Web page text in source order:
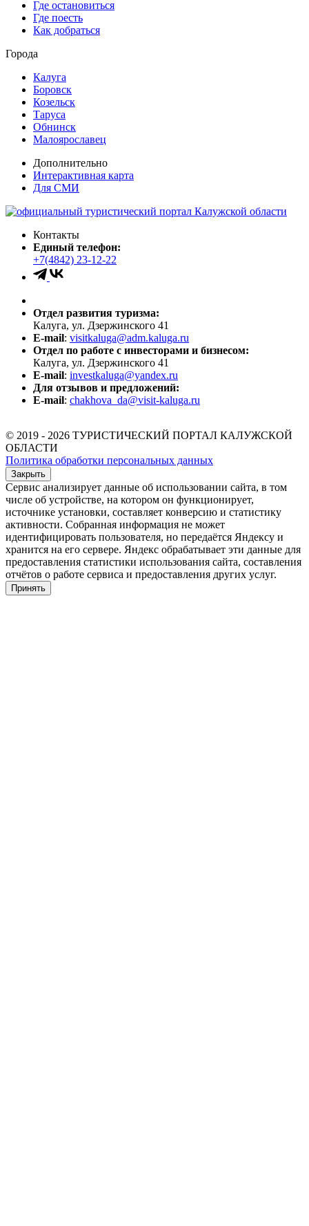
Где остановиться
Где поесть
Как добраться
Города
Калуга
Боровск
Козельск
Таруса
Обнинск
Малоярославец
Дополнительно
Интерактивная карта
Для СМИ
Контакты
Единый телефон:
+7(4842) 23-12-22
Отдел развития туризма:
Калуга, ул. Дзержинского 41
E-mail: visitkaluga@adm.kaluga.ru
Отдел по работе с инвесторами и бизнесом:
Калуга, ул. Дзержинского 41
E-mail: investkaluga@yandex.ru
Для отзывов и предложений:
E-mail: chakhova_da@visit-kaluga.ru
© 2019 - 2026 ТУРИСТИЧЕСКИЙ ПОРТАЛ КАЛУЖСКОЙ
ОБЛАСТИ
Политика обработки персональных данных
Закрыть
Сервис анализирует данные об использовании сайта, в том
числе об устройстве, на котором он функционирует,
источнике установки, составляет конверсию и статистику
активности. Собранная информация не может
идентифицировать пользователя, но передаётся Яндексу и
хранится на его сервере. Яндекс обрабатывает эти данные для
предоставления статистики использования сайта, составления
отчётов о работе сервиса и предоставления других услуг.
Принять